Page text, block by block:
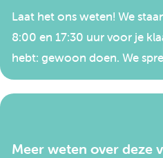
Laat het ons weten! We
8:00 en 17:30 uur voor je
hebt: gewoon doen. We
Meer weten over deze